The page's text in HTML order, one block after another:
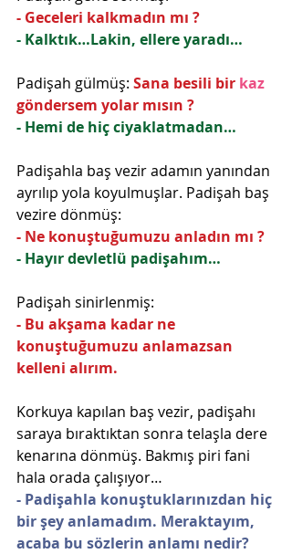
- Geceleri kalkmadın mı ?
- Kalktık…Lakin, ellere yaradı…
Padişah gülmüş: Sana besili bir kaz
göndersem yolar mısın ?
- Hemi de hiç ciyaklatmadan…
Padişahla baş vezir adamın yanından
ayrılıp yola koyulmuşlar. Padişah baş
vezire dönmüş:
- Ne konuştuğumuzu anladın mı ?
- Hayır devletlü padişahım…
Padişah sinirlenmiş:
- Bu akşama kadar ne
konuştuğumuzu anlamazsan
kelleni alırım.
Korkuya kapılan baş vezir, padişahı
saraya bıraktıktan sonra telaşla dere
kenarına dönmüş. Bakmış piri fani
hala orada çalışıyor…
- Padişahla konuştuklarınızdan hiç
bir şey anlamadım. Meraktayım,
acaba bu sözlerin anlamı nedir?